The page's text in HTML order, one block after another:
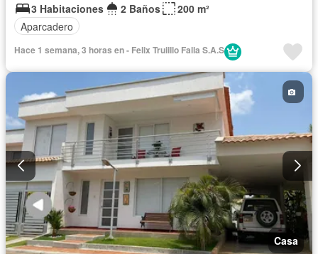
3 Habitaciones
2 Baños
200 m²
Aparcadero
Hace 1 semana, 3 horas en - Felix Truiillo Falla S.A.S
Casa